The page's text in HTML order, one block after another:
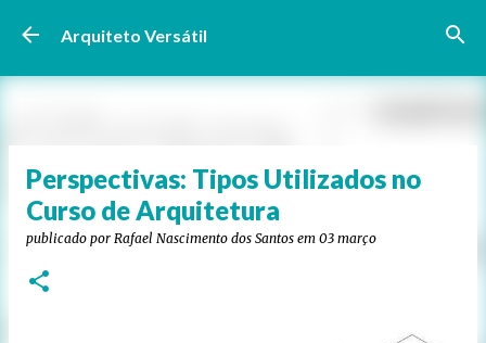
Pular para o conteúdo principal
Arquiteto Versátil
Perspectivas: Tipos Utilizados no
Curso de Arquitetura
publicado por Rafael Nascimento dos Santos em 03 março